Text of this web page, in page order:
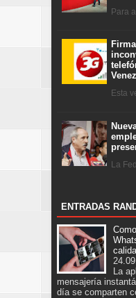
Para
Esta
La
ENTRADAS
La
mensajería
día se comparten